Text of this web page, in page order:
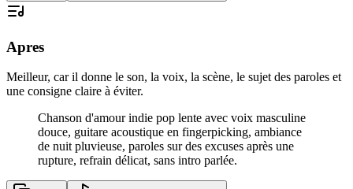
Apres
Meilleur, car il donne le son, la voix, la scène, le sujet des paroles et
une consigne claire à éviter.
Chanson d'amour indie pop lente avec voix masculine
douce, guitare acoustique en fingerpicking, ambiance
de nuit pluvieuse, paroles sur des excuses après une
rupture, refrain délicat, sans intro parlée.